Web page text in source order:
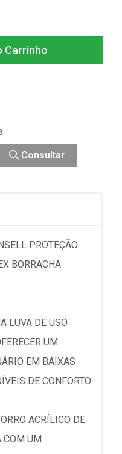
Carrinho
Consultar
PROTEÇÃO
BORRACHA
LUVA DE USO
UM
EM BAIXAS
DE CONFORTO
ACRÍLICO DE
COM UM